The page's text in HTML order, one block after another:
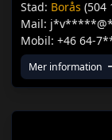
Stad: Borås (504
Mail:
Mobil: +46 64-
Mer information